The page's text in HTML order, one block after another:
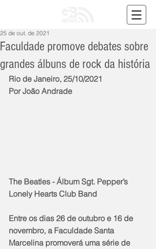
Faculdade promove debates sobre
grandes álbuns de rock da história
25 de out. de 2021
Rio de Janeiro, 25/10/2021
Por João Andrade
The Beatles - Álbum Sgt. Pepper’s
Lonely Hearts Club Band
Entre os dias 26 de outubro e 16 de
novembro, a Faculdade Santa
Marcelina promoverá uma série de